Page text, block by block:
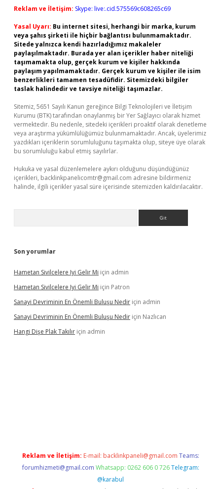
Reklam ve İletişim: Skype: live:.cid.575569c608265c69
Yasal Uyarı: Bu internet sitesi, herhangi bir marka, kurum
veya şahıs şirketi ile hiçbir bağlantısı bulunmamaktadır.
Sitede yalnızca kendi hazırladığımız makaleler
paylaşılmaktadır. Burada yer alan içerikler haber niteliği
taşımamakta olup, gerçek kurum ve kişiler hakkında
paylaşım yapılmamaktadır. Gerçek kurum ve kişiler ile isim
benzerlikleri tamamen tesadüfidir. Sitemizdeki bilgiler
taslak halindedir ve tavsiye niteliği taşımazlar.
Sitemiz, 5651 Sayılı Kanun gereğince Bilgi Teknolojileri ve İletişim
Kurumu (BTK) tarafından onaylanmış bir Yer Sağlayıcı olarak hizmet
vermektedir. Bu nedenle, sitedeki içerikleri proaktif olarak denetleme
veya araştırma yükümlülüğümüz bulunmamaktadır. Ancak, üyelerimiz
yazdıkları içeriklerin sorumluluğunu taşımakta olup, siteye üye olarak
bu sorumluluğu kabul etmiş sayılırlar.
Hukuka ve yasal düzenlemelere aykırı olduğunu düşündüğünüz
içerikleri, backlinkpanelicomtr@gmail.com adresine bildirmeniz
halinde, ilgili içerikler yasal süre içerisinde sitemizden kaldırılacaktır.
Son yorumlar
Hametan Sivilcelere Iyi Gelir Mi için admin
Hametan Sivilcelere Iyi Gelir Mi için Patron
Sanayi Devriminin En Önemli Buluşu Nedir için admin
Sanayi Devriminin En Önemli Buluşu Nedir için Nazlıcan
Hangi Dişe Plak Takılır için admin
Reklam ve İletişim: E-mail: backlinkpaneli@gmail.com Teams:
forumhizmeti@gmail.com Whatsapp: 0262 606 0 726 Telegram:
@karabul